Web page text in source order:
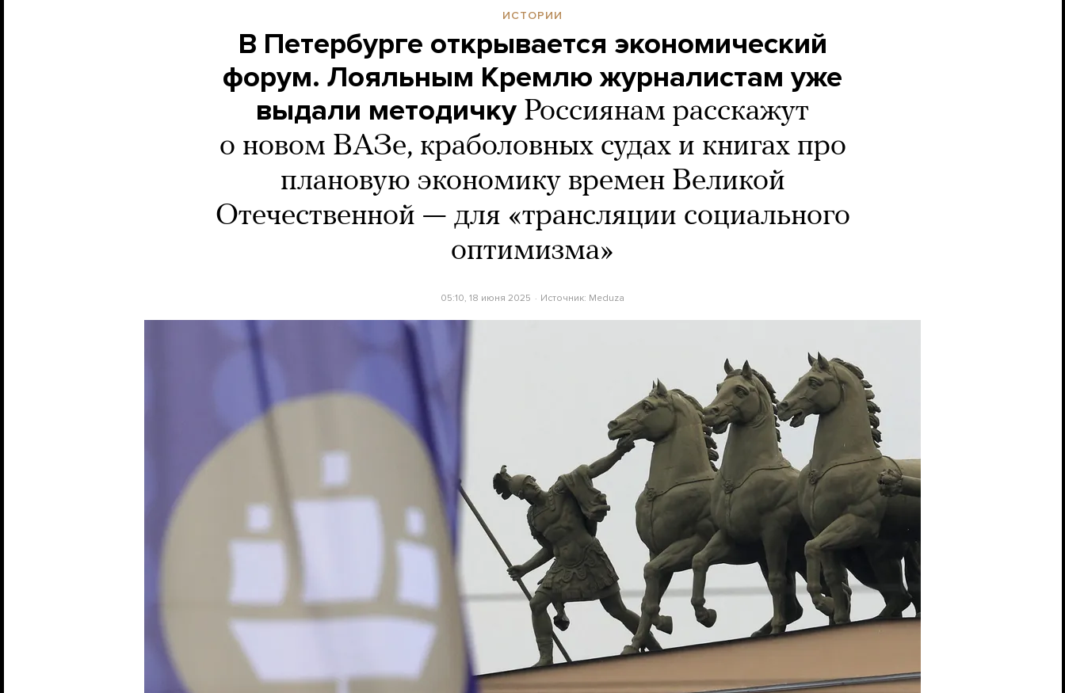
ИСТОРИИ
В Петербурге открывается экономический
форум. Лояльным Кремлю журналистам уже
выдали методичку Россиянам расскажут
о новом ВАЗе, краболовных судах и книгах про
плановую экономику времен Великой
Отечественной — для «трансляции социального
оптимизма»
05:10, 18 июня 2025 Источник: Meduza